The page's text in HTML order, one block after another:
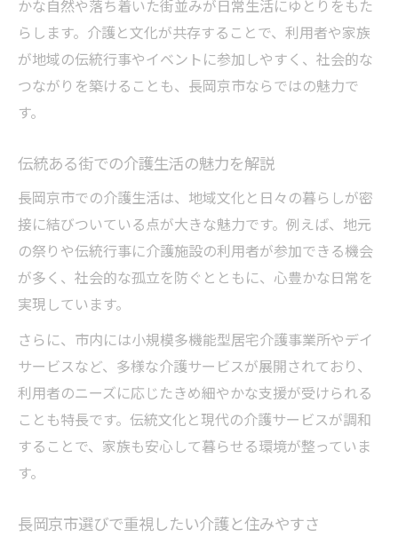
通勤と介護の両立が叶う住環境の選び方
家族が安心できる介護施設の選定ポイント
長岡京市が住みやすい街とされる理由とは
文化を感じる環境が介護に与える安心感
現代的な支援体制が整う介護の現場
地域に根付く介護サービスの特徴を解説
文化漂う街で見つかる安心介護の窓口情報
文化香る長岡京市で安心できる介護窓口
暮らしの中で身近な介護相談先を紹介
生活圏内で利用できる介護支援のポイント
安心して相談できる窓口の見極め方
介護の悩みを解消する地域サポート体制
家族全員が安心できる介護支援の魅力
かな自然や落ち着いた街並みが日常生活にゆとりをもた
らします。介護と文化が共存することで、利用者や家族
が地域の伝統行事やイベントに参加しやすく、社会的な
つながりを築けることも、長岡京市ならではの魅力で
す。
伝統ある街での介護生活の魅力を解説
長岡京市での介護生活は、地域文化と日々の暮らしが密
接に結びついている点が大きな魅力です。例えば、地元
の祭りや伝統行事に介護施設の利用者が参加できる機会
が多く、社会的な孤立を防ぐとともに、心豊かな日常を
実現しています。
さらに、市内には小規模多機能型居宅介護事業所やデイ
サービスなど、多様な介護サービスが展開されており、
利用者のニーズに応じたきめ細やかな支援が受けられる
ことも特長です。伝統文化と現代の介護サービスが調和
することで、家族も安心して暮らせる環境が整っていま
す。
長岡京市選びで重視したい介護と住みやすさ